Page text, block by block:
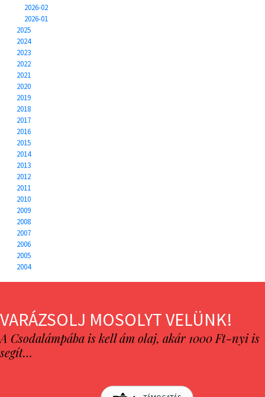
2026-02
2026-01
2025
2024
2023
2022
2021
2020
2019
2018
2017
2016
2015
2014
2013
2012
2011
2010
2009
2008
2007
2006
2005
2004
VARÁZSOLJ MOSOLYT VELÜNK!
A Csodalámpába is kell ám olaj, akár 1000 Ft-nyi is
segít…